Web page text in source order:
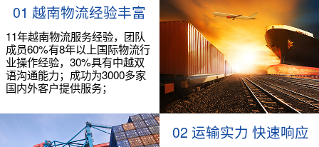
01 越南物流经验丰富
11年越南物流服务经验，团队
成员60%有8年以上国际物流行
业操作经验，30%具有中越双
语沟通能力；成功为3000多家
国内外客户提供服务；
02 运输实力 快速响应